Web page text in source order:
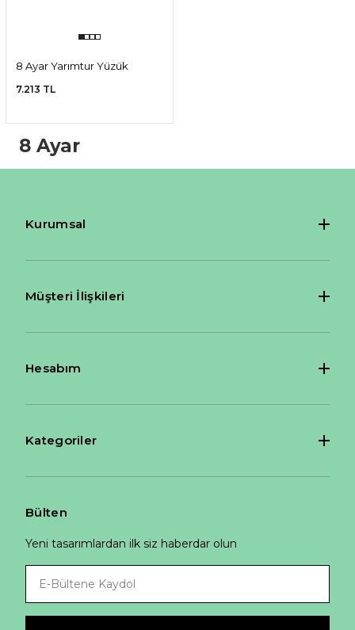
8 Ayar Tektaş Yüzük
6.641 TL
8 Ayar Yarımtur Yüzük
Kurumsal